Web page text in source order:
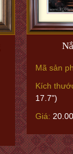
Mã sản
Kích
17.7")
Giá: